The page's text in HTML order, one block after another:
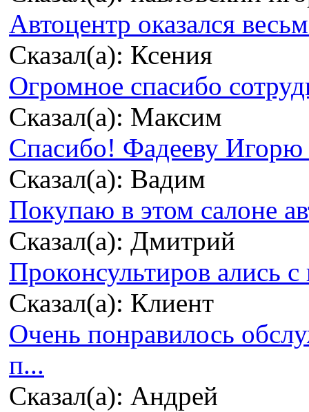
Автоцентр оказался
Сказал(а): Ксения
Огромное спасибо
Сказал(а): Максим
Спасибо! Фадееву Игорю
Сказал(а): Вадим
Покупаю в этом салоне
Сказал(а): Дмитрий
Проконсультиров ались
Сказал(а): Клиент
Очень понравилось
п...
Сказал(а): Андрей